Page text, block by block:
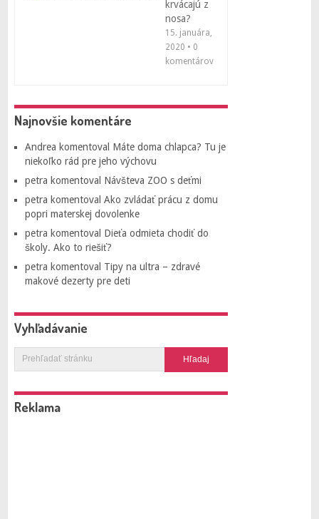
krvácajú z
nosa?
15. januára,
2020 • 0
komentárov
Najnovšie komentáre
Andrea komentoval Máte doma chlapca? Tu je
niekoľko rád pre jeho výchovu
petra komentoval Návšteva ZOO s deťmi
petra komentoval Ako zvládať prácu z domu
popri materskej dovolenke
petra komentoval Dieťa odmieta chodiť do
školy. Ako to riešiť?
petra komentoval Tipy na ultra – zdravé
makové dezerty pre deti
Vyhľadávanie
Reklama